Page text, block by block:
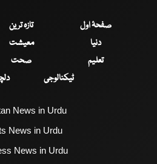
صفحۂ اول تازہ ترین
دنیا
معیشت
تعلیم
صحت
ٹیکنالوجی
News in Urdu
News in Urdu
News in Urdu